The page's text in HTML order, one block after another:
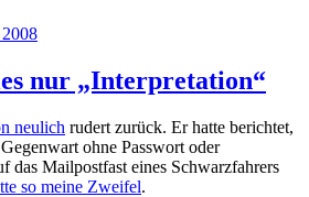
nur „Interpretation“
neulich rudert zurück. Er hatte berichtet,
ohne Passwort oder
das Mailpostfast eines Schwarzfahrers
so meine Zweifel.